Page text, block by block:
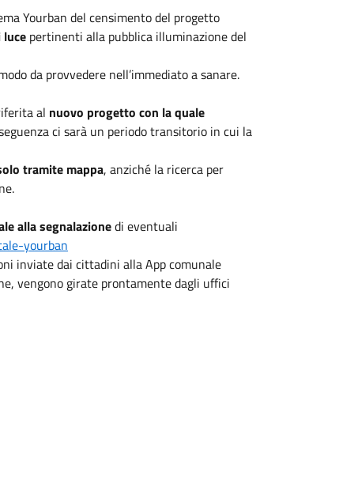
Yourban del censimento del progetto
pertinenti alla pubblica illuminazione del
da provvedere nell’immediato a sanare.
al nuovo progetto con la quale
ci sarà un periodo transitorio in cui la
tramite mappa, anziché la ricerca per
alla segnalazionedi eventuali
yourban
inviate dai cittadini alla App comunale
vengono girate prontamente dagli uffici